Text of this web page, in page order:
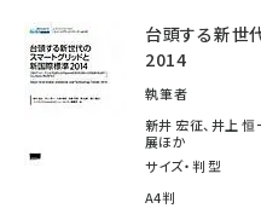
台頭する新世
2014
執筆者
新井 宏征、井上 恒
展ほか
サイズ・判型
A4判